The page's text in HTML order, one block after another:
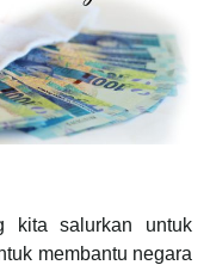
kita salurkan untuk
membantu negara